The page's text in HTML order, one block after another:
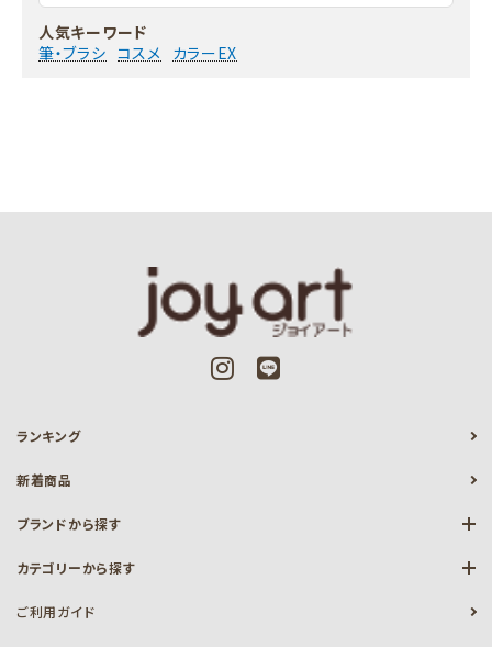
人気キーワード
筆・ブラシ コスメ カラーEX
ランキング
新着商品
ブランドから探す
カテゴリーから探す
ご利用ガイド